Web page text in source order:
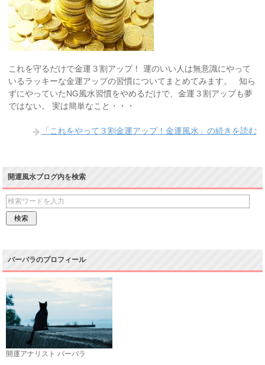
これを守るだけで金運３割アップ！ 運のいい人は無意識にやって
いるラッキーな金運アップの習慣についてまとめてみます。 知ら
ずにやっていたNG風水習慣をやめるだけで、金運３割アップも夢
ではない。 実は簡単なこと・・・
「これをやって３割金運アップ！金運風水」の続きを読む
開運風水ブログ内を検索
バーバラのプロフィール
開運アナリスト バーバラ